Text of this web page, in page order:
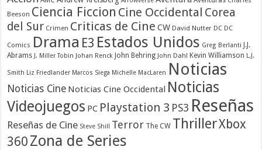
Beeson Ciencia Ficcion Cine Occidental Corea
del Sur Crimen Criticas de Cine CW David Nutter DC DC
Comics Drama E3 Estados Unidos Greg Berlanti J.J.
Abrams J. Miller Tobin Johan Renck John Behring John Dahl Kevin Williamson L.J.
Smith Liz Friedlander Marcos Siega Michelle MacLaren Noticias
Noticias Cine Noticias Cine Occidental Noticias
Videojuegos PC Playstation 3 PS3 Reseñas
Reseñas de Cine Steve Shill Terror The CW ThrillerXbox
360 Zona de Series